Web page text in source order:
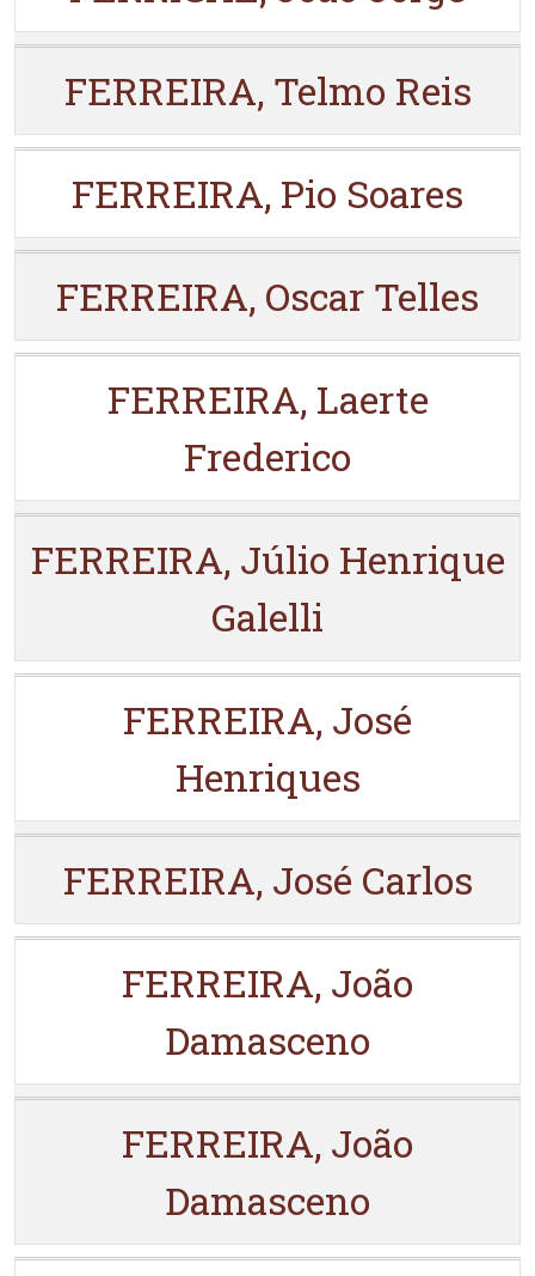
FERREIRA, Telmo Reis
FERREIRA, Pio Soares
FERREIRA, Oscar Telles
FERREIRA, Laerte
Frederico
FERREIRA, Júlio Henrique
Galelli
FERREIRA, José
Henriques
FERREIRA, José Carlos
FERREIRA, João
Damasceno
FERREIRA, João
Damasceno